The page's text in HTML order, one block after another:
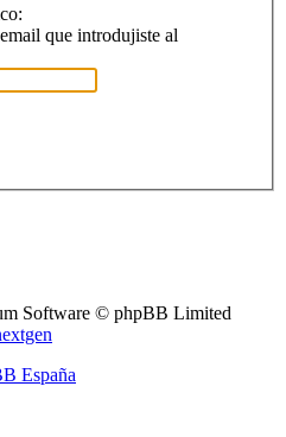
que introdujiste al
Software © phpBB Limited
España